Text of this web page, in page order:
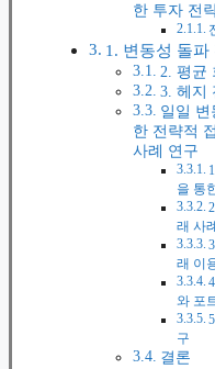
한 투자 전
1. 변동성 돌파
2. 평균
3. 헤지
일일 변
한 전략적
사례 연구
을 통
래 사
래 이
와 포
구
결론